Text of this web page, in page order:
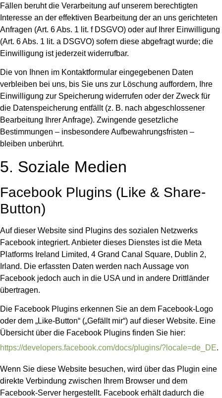
Fällen beruht die Verarbeitung auf unserem berechtigten
Interesse an der effektiven Bearbeitung der an uns gerichteten
Anfragen (Art. 6 Abs. 1 lit. f DSGVO) oder auf Ihrer Einwilligung
(Art. 6 Abs. 1 lit. a DSGVO) sofern diese abgefragt wurde; die
Einwilligung ist jederzeit widerrufbar.
Die von Ihnen im Kontaktformular eingegebenen Daten
verbleiben bei uns, bis Sie uns zur Löschung auffordern, Ihre
Einwilligung zur Speicherung widerrufen oder der Zweck für
die Datenspeicherung entfällt (z. B. nach abgeschlossener
Bearbeitung Ihrer Anfrage). Zwingende gesetzliche
Bestimmungen – insbesondere Aufbewahrungsfristen –
bleiben unberührt.
5. Soziale Medien
Facebook Plugins (Like & Share-
Button)
Auf dieser Website sind Plugins des sozialen Netzwerks
Facebook integriert. Anbieter dieses Dienstes ist die Meta
Platforms Ireland Limited, 4 Grand Canal Square, Dublin 2,
Irland. Die erfassten Daten werden nach Aussage von
Facebook jedoch auch in die USA und in andere Drittländer
übertragen.
Die Facebook Plugins erkennen Sie an dem Facebook-Logo
oder dem „Like-Button“ („Gefällt mir“) auf dieser Website. Eine
Übersicht über die Facebook Plugins finden Sie hier:
https://developers.facebook.com/docs/plugins/?locale=de_DE.
Wenn Sie diese Website besuchen, wird über das Plugin eine
direkte Verbindung zwischen Ihrem Browser und dem
Facebook-Server hergestellt. Facebook erhält dadurch die